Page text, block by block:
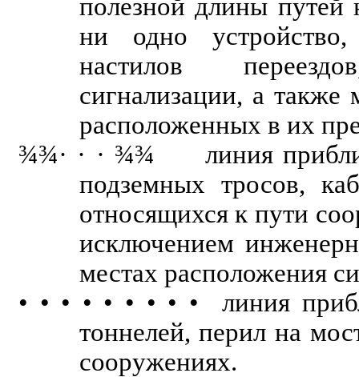
полезной длины путей
ни одно
настилов
сигнализации, а также
расположенных в их
¾¾· · · ¾¾ линия
подземных тросов,
относящихся к пути
исключением
местах расположения
• • • • • • • • • линия
тоннелей, перил на
сооружениях.